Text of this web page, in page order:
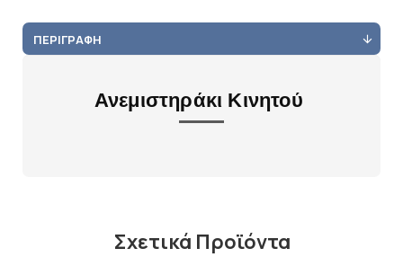
ΠΕΡΙΓΡΑΦΉ
Ανεμιστηράκι Κινητού
Σχετικά Προϊόντα